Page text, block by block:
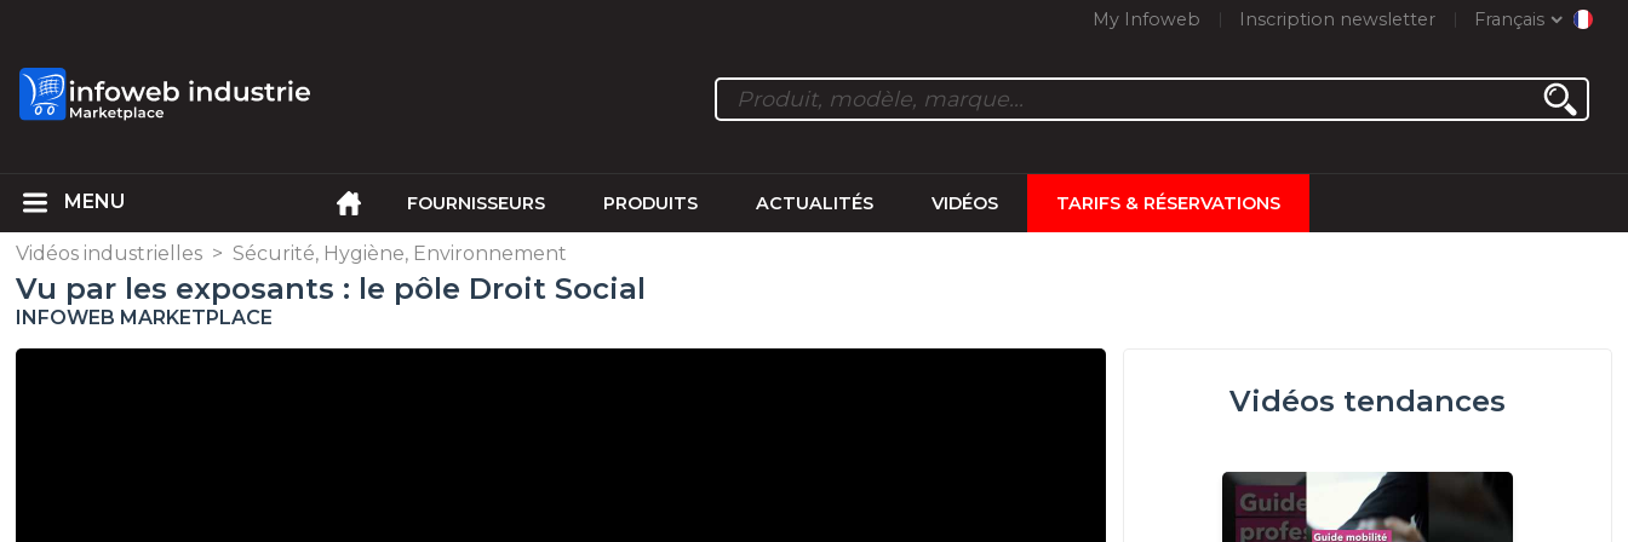
My Infoweb Inscription newsletter Français
FOURNISSEURS PRODUITS ACTUALITÉS VIDÉOS TARIFS & RÉSERVATIONS
Vidéos industrielles > Sécurité, Hygiène, Environnement
Vu par les exposants : le pôle Droit Social
INFOWEB MARKETPLACE
Vidéos tendances